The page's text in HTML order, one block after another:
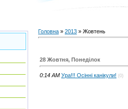
Головна » 2013 » Жовтень
28 Жовтня, Понеділок
0:14 AM Ура!!! Осінні канікули! (0)